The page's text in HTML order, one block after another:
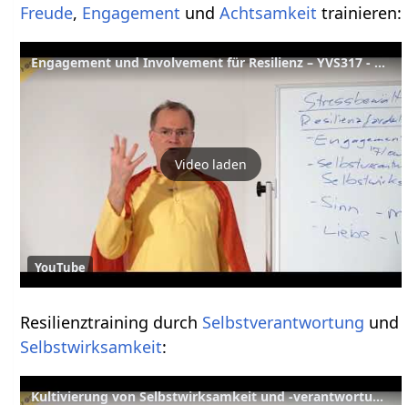
Freude, Engagement undAchtsamkeit trainieren:
Engagement und Involvement für Resilienz – YVS317 - Stressbewältigung B2
Video laden
YouTube
Resilienztraining durch Selbstverantwortung und
Selbstwirksamkeit:
Kultivierung von Selbstwirksamkeit und -verantwortung f. Resilienz –YVS318 – Stressbewältigung B3